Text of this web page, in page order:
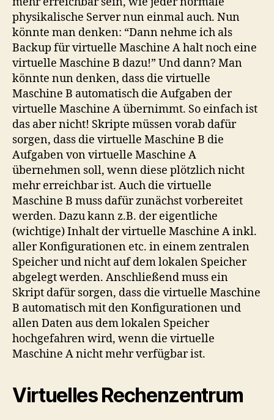
physikalische Server nun einmal auch. Nun
könnte man denken: “Dann nehme ich als
Backup für virtuelle Maschine A halt noch eine
virtuelle Maschine B dazu!” Und dann? Man
könnte nun denken, dass die virtuelle
Maschine B automatisch die Aufgaben der
virtuelle Maschine A übernimmt. So einfach ist
das aber nicht! Skripte müssen vorab dafür
sorgen, dass die virtuelle Maschine B die
Aufgaben von virtuelle Maschine A
übernehmen soll, wenn diese plötzlich nicht
mehr erreichbar ist. Auch die virtuelle
Maschine B muss dafür zunächst vorbereitet
werden. Dazu kann z.B. der eigentliche
(wichtige) Inhalt der virtuelle Maschine A inkl.
aller Konfigurationen etc. in einem zentralen
Speicher und nicht auf dem lokalen Speicher
abgelegt werden. Anschließend muss ein
Skript dafür sorgen, dass die virtuelle Maschine
B automatisch mit den Konfigurationen und
allen Daten aus dem lokalen Speicher
hochgefahren wird, wenn die virtuelle
Maschine A nicht mehr verfügbar ist.
Virtuelles Rechenzentrum